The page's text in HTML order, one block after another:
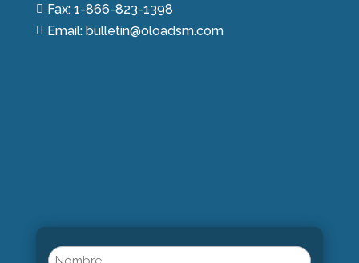
 Fax: 1-866-823-1398
 Email: bulletin@oloadsm.com
Name